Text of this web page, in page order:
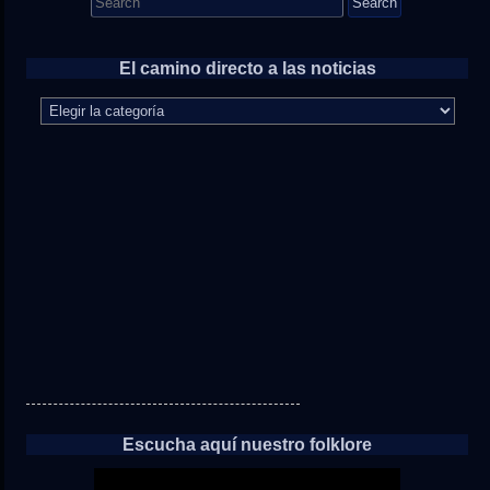
for:
El camino directo a las noticias
camino
Escucha aquí nuestro folklore